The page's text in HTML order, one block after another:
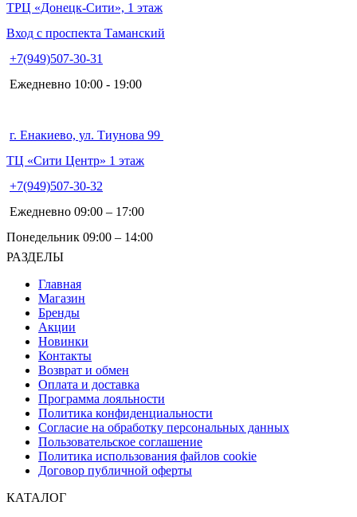
ТРЦ «Донецк-Сити», 1 этаж
Вход с проспекта Таманский
+7(949)507-30-31
Ежедневно 10:00 - 19:00
г. Енакиево, ул. Тиунова 99
ТЦ «Сити Центр» 1 этаж
+7(949)507-30-32
Ежедневно 09:00 – 17:00
Понедельник 09:00 – 14:00
РАЗДЕЛЫ
Главная
Магазин
Бренды
Акции
Новинки
Контакты
Возврат и обмен
Оплата и доставка
Программа лояльности
Политика конфиденциальности
Согласие на обработку персональных данных
Пользовательское соглашение
Политика использования файлов cookie
Договор публичной оферты
КАТАЛОГ